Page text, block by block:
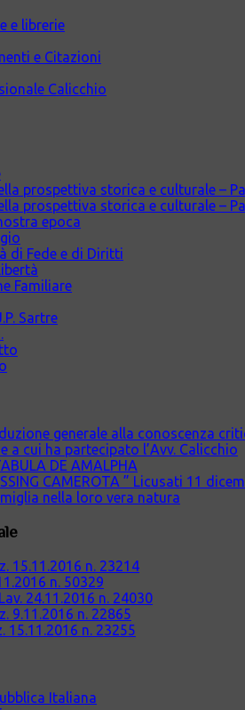
e librerie
e Citazioni
Calicchio
prospettiva storica e culturale –
prospettiva storica e culturale –
epoca
di Fede e di Diritti
Familiare
Sartre
generale alla conoscenza
a cui ha partecipato l’Avv. Calicchio
DE AMALPHA
CAMEROTA ” Licusati 11
nella loro vera natura
15.11.2016 n. 23214
n. 50329
24.11.2016 n. 24030
9.11.2016 n. 22865
15.11.2016 n. 23255
Italiana